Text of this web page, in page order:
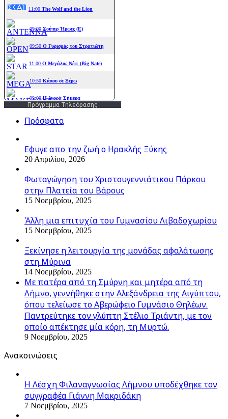
Πρόγραμμα Τηλεόρασης
Πρόσφατα
Εφυγε απο την ζωή o Ηρακλής Ξύκης
20 Απριλίου, 2026
Φωταγώγηση του Χριστουγεννιάτικου Πάρκου
στην Πλατεία του Βάρους
15 Νοεμβρίου, 2025
Άλλη μια επιτυχία του Γυμνασίου Λιβαδοχωρίου
15 Νοεμβρίου, 2025
Ξεκίνησε η λειτουργία της μονάδας αφαλάτωσης
στη Μύρινα
14 Νοεμβρίου, 2025
Με πατέρα από τη Σμύρνη και μητέρα από τη
Λήμνο, γεννήθηκε στην Αλεξάνδρεια της Αιγύπτου,
όπου τελείωσε το Αβερώφειο Γυμνάσιο Θηλέων.
Παντρεύτηκε τον γλύπτη Στέλιο Τριάντη, με τον
οποίο απέκτησε μία κόρη, τη Μυρτώ.
9 Νοεμβρίου, 2025
Ανακοινώσεις
Η Λέσχη Φιλαναγνωσίας Λήμνου υποδέχθηκε τον
συγγραφέα Γιάννη Μακριδάκη
7 Νοεμβρίου, 2025